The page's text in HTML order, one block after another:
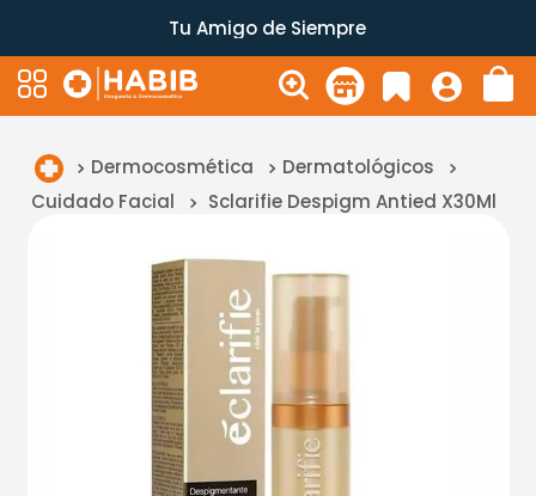
Tu Amigo de Siempre
Dermocosmética
Dermatológicos
Cuidado Facial
Sclarifie Despigm Antied X30Ml